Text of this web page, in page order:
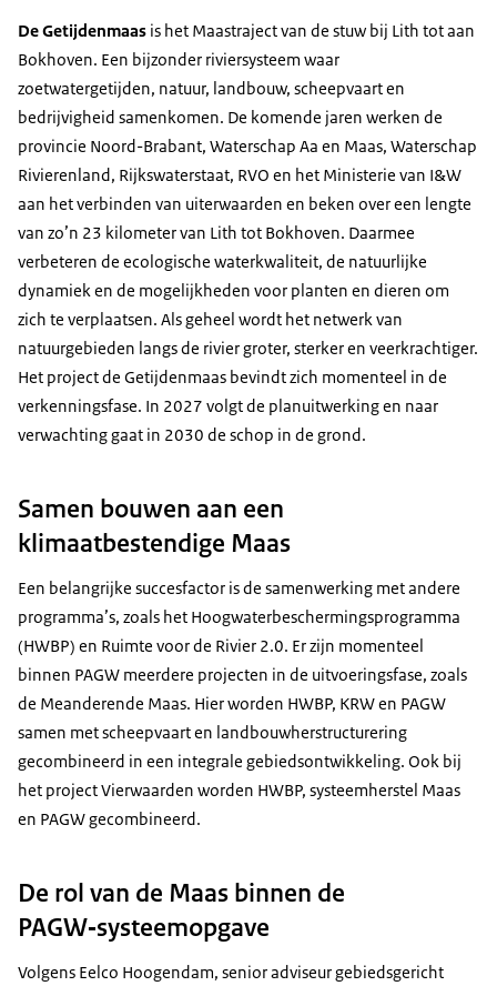
De Getijdenmaas is het Maastraject van de stuw bij Lith tot aan
Bokhoven. Een bijzonder riviersysteem waar
zoetwatergetijden, natuur, landbouw, scheepvaart en
bedrijvigheid samenkomen. De komende jaren werken de
provincie Noord-Brabant, Waterschap Aa en Maas, Waterschap
Rivierenland, Rijkswaterstaat, RVO en het Ministerie van I&W
aan het verbinden van uiterwaarden en beken over een lengte
van zo’n 23 kilometer van Lith tot Bokhoven. Daarmee
verbeteren de ecologische waterkwaliteit, de natuurlijke
dynamiek en de mogelijkheden voor planten en dieren om
zich te verplaatsen. Als geheel wordt het netwerk van
natuurgebieden langs de rivier groter, sterker en veerkrachtiger.
Het project de Getijdenmaas bevindt zich momenteel in de
verkenningsfase. In 2027 volgt de planuitwerking en naar
verwachting gaat in 2030 de schop in de grond.
Samen bouwen aan een
klimaatbestendige Maas
Een belangrijke succesfactor is de samenwerking met andere
programma’s, zoals het Hoogwaterbeschermingsprogramma
(HWBP) en Ruimte voor de Rivier 2.0. Er zijn momenteel
binnen PAGW meerdere projecten in de uitvoeringsfase, zoals
de Meanderende Maas. Hier worden HWBP, KRW en PAGW
samen met scheepvaart en landbouwherstructurering
gecombineerd in een integrale gebiedsontwikkeling. Ook bij
het project Vierwaarden worden HWBP, systeemherstel Maas
en PAGW gecombineerd.
De rol van de Maas binnen de
PAGW‑systeemopgave
Volgens Eelco Hoogendam, senior adviseur gebiedsgericht